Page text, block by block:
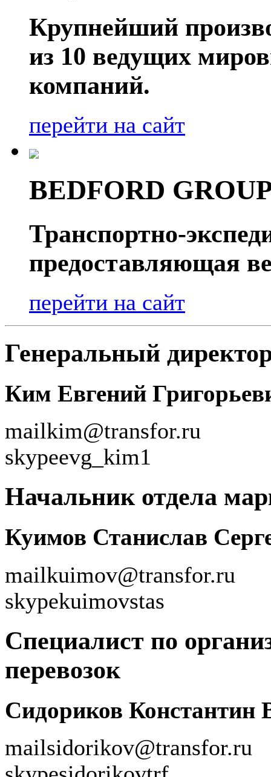
Крупнейший
из 10 ведущих
компаний.
перейти на сайт
BEDFORD
Транспортно-
предоставляющая
перейти на сайт
Генеральный
Ким Евгений
mailkim@transfor.ru
skypeevg_kim1
Начальник отдела
Куимов Станислав
mailkuimov@transfor.ru
skypekuimovstas
Специалист по
перевозок
Сидориков Константин
mailsidorikov@transfor.ru